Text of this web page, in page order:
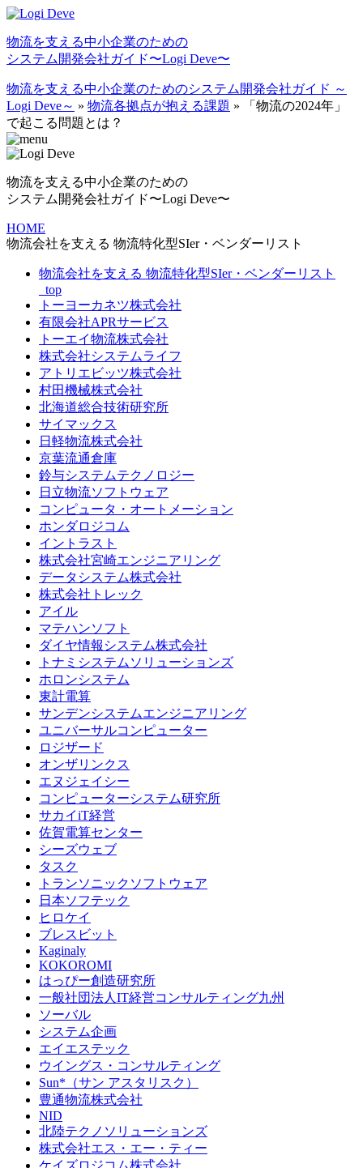
物流を⽀える中⼩企業のための
システム開発会社ガイド〜Logi Deve〜
物流を支える中小企業のためのシステム開発会社ガイド ～
Logi Deve～ » 物流各拠点が抱える課題 »
「物流の2024年」
で起こる問題とは？
物流を⽀える中⼩企業のための
システム開発会社ガイド〜Logi Deve〜
HOME
物流会社を支える 物流特化型SIer・ベンダーリスト
物流会社を支える 物流特化型SIer・ベンダーリスト
_top
トーヨーカネツ株式会社
有限会社APRサービス
トーエイ物流株式会社
株式会社システムライフ
アトリエビッツ株式会社
村田機械株式会社
北海道総合技術研究所
サイマックス
日軽物流株式会社
京葉流通倉庫
鈴与システムテクノロジー
日立物流ソフトウェア
コンピュータ・オートメーション
ホンダロジコム
イントラスト
株式会社宮崎エンジニアリング
データシステム株式会社
株式会社トレック
アイル
マテハンソフト
ダイヤ情報システム株式会社
トナミシステムソリューションズ
ホロンシステム
東計電算
サンデンシステムエンジニアリング
ユニバーサルコンピューター
ロジザード
オンザリンクス
エヌジェイシー
コンピューターシステム研究所
サカイiT経営
佐賀電算センター
シーズウェブ
タスク
トランソニックソフトウェア
日本ソフテック
ヒロケイ
ブレスビット
Kaginaly
KOKOROMI
はっぴー創造研究所
一般社団法人IT経営コンサルティング九州
ソーバル
システム企画
エイエステック
ウイングス・コンサルティング
Sun*（サン アスタリスク）
豊通物流株式会社
NID
北陸テクノソリューションズ
株式会社エス・エー・ティー
ケイズロジコム株式会社